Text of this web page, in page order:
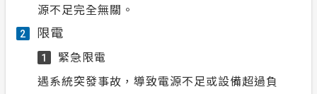
源不足完全無關。
2 限電
1
緊急限電
遇系統突發事故，導致電源不足或設備超過負